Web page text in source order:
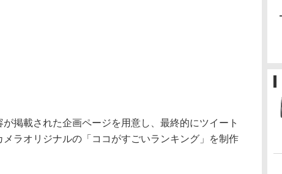
掲載された企画ページを用意し、最終的にツイート
メラオリジナルの「ココがすごいランキング」を制作